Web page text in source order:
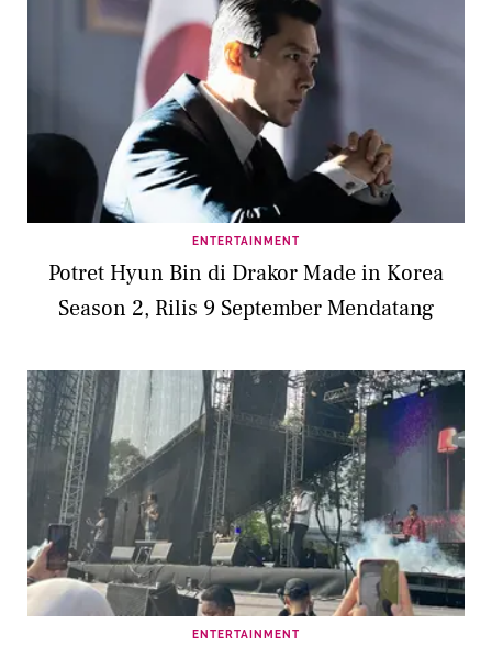
ENTERTAINMENT
Potret Hyun Bin di Drakor Made in Korea
Season 2, Rilis 9 September Mendatang
ENTERTAINMENT